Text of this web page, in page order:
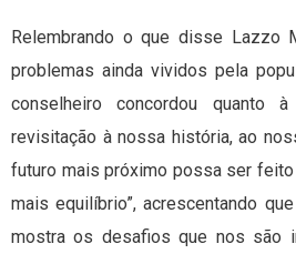
Relembrando o que disse Lazzo
problemas ainda vividos pela
conselheiro concordou quanto
revisitação à nossa história, ao
futuro mais próximo possa ser
mais equilíbrio”, acrescentando
mostra os desafios que nos são